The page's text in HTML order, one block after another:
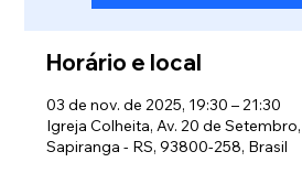
Horário e local
03 de nov. de 2025, 19:30 – 21:30
Igreja Colheita, Av. 20 de
Sapiranga - RS, 93800-258, Brasil